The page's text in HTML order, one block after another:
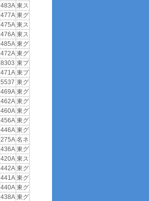
483A 東ス
477A 東グ
475A 東ス
476A 東ス
485A 東グ
472A 東グ
8303 東プ
471A 東プ
5537 東グ
469A 東グ
462A 東グ
460A 東グ
456A 東グ
446A 東グ
275A 名ネ
436A 東グ
420A 東ス
442A 東グ
441A 東グ
440A 東グ
438A 東グ